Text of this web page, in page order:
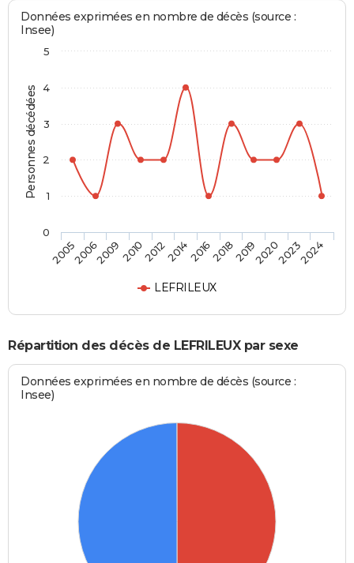
Personnes décédées
Données exprimées en nombre de décès (source :
Insee)
LEFRILEUX
200520062009201020122014201620182019202020232024
0
1
2
3
4
5
Répartition des décès de LEFRILEUX par sexe
Données exprimées en nombre de décès (source :
Insee)